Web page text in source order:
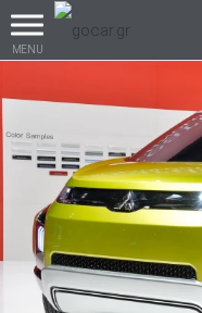
MENU
Βρες